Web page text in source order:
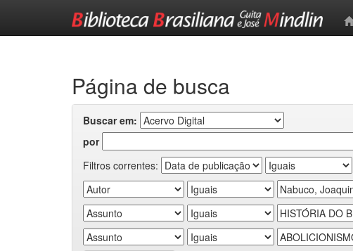
Página de busca
Buscar em:
por
Filtros correntes: